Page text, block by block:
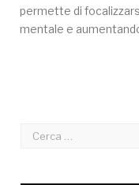
permette di
mentale e